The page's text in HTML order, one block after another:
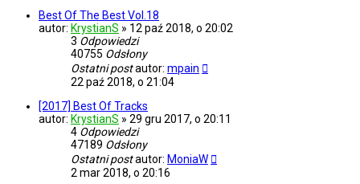
Best Of The Best Vol.18
autor: KrystianS » 12 paź 2018, o 20:02
3 Odpowiedzi
40755 Odsłony
Ostatni postautor: mpain
22 paź 2018, o 21:04
[2017] Best Of Tracks
autor: KrystianS » 29 gru 2017, o 20:11
4 Odpowiedzi
47189 Odsłony
Ostatni postautor: MoniaW
2 mar 2018, o 20:16